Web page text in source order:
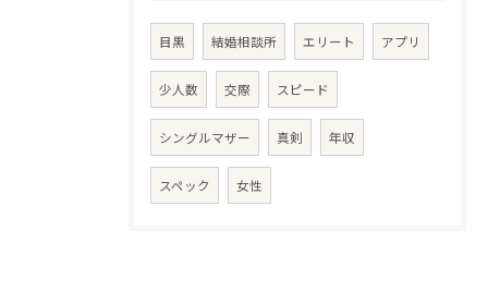
目黒 結婚相談所 エリート アプリ
少人数 交際 スピード
シングルマザー 真剣 年収
スペック 女性